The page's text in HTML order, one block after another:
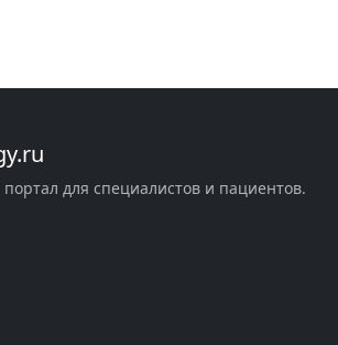
для специалистов и пациентов.